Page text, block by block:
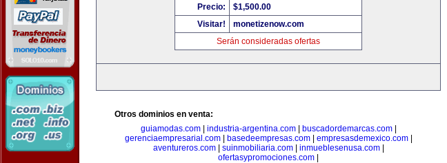
Precio:
$1,500.00
Visitar!
monetizenow.com
Serán consideradas ofertas
Otros dominios en venta:
guiamodas.com| industria-argentina.com| buscadordemarcas.com|
gerenciaempresarial.com| basedeempresas.com| empresasdemexico.com|
aventureros.com| suinmobiliaria.com| inmueblesenusa.com|
ofertasypromociones.com